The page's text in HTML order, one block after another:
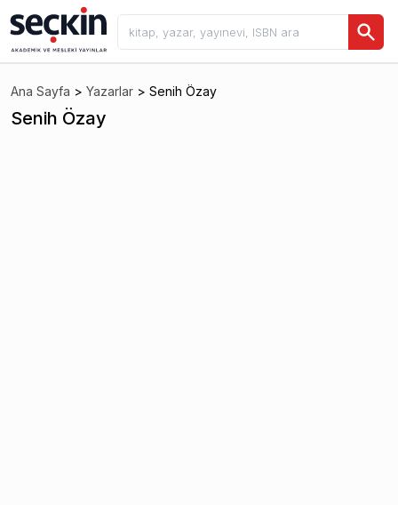
Ana Sayfa > Yazarlar > Senih Özay
Senih Özay